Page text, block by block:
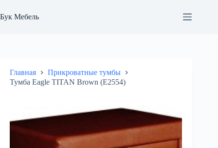
к
сути
Бук Мебель
Главная
Прикроватные тумбы
Тумба Eagle TITAN Brown (E2554)